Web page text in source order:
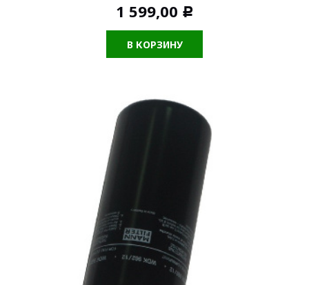
1 599,00 Р
В КОРЗИНУ